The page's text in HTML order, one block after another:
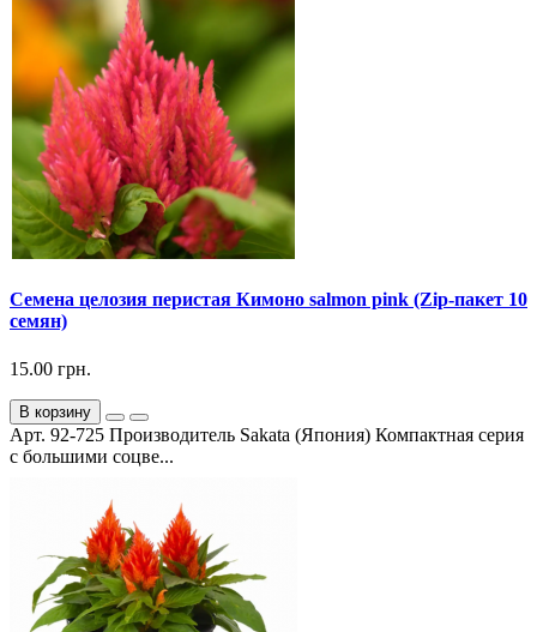
Семена целозия перистая Кимоно salmon pink (Zip-пакет 10
семян)
15.00 грн.
В корзину
Арт. 92-725 Производитель Sakata (Япония) Компактная серия
с большими соцве...